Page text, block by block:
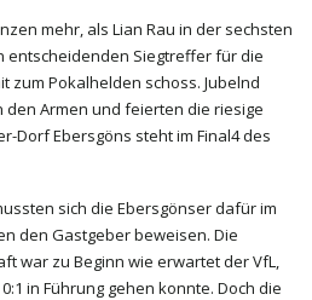
mehr, als Lian Rau in der sechsten
entscheidenden Siegtreffer für die
zum Pokalhelden schoss. Jubelnd
den Armen und feierten die riesige
Dorf Ebersgöns steht im Final4 des
sich die Ebersgönser dafür im
den Gastgeber beweisen. Die
war zu Beginn wie erwartet der VfL,
in Führung gehen konnte. Doch die